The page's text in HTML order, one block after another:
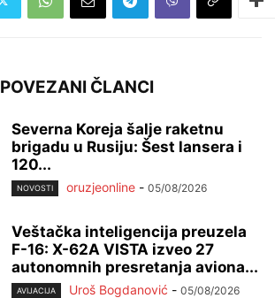
POVEZANI ČLANCI
Severna Koreja šalje raketnu
brigadu u Rusiju: Šest lansera i
120...
NOVOSTI oruzjeonline - 05/08/2026
Veštačka inteligencija preuzela
F-16: X-62A VISTA izveo 27
autonomnih presretanja aviona...
AVIJACIJA Uroš Bogdanović - 05/08/2026